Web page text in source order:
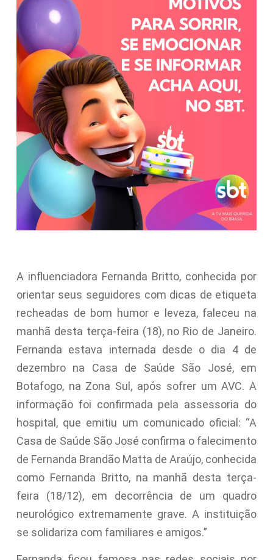
A influenciadora Fernanda Britto, conhecida por
orientar seus seguidores com dicas de etiqueta
recheadas de bom humor e leveza, faleceu na
manhã desta terça-feira (18), no Rio de Janeiro.
Fernanda estava internada desde o dia 4 de
dezembro na Casa de Saúde São José, em
Botafogo, na Zona Sul, após sofrer um AVC. A
informação foi confirmada pela assessoria do
hospital, que emitiu um comunicado oficial: “A
Casa de Saúde São José confirma o falecimento
de Fernanda Brandão Matta de Araújo, conhecida
como Fernanda Britto, na manhã desta terça-
feira (18/12), em decorrência de um quadro
neurológico extremamente grave. A instituição
se solidariza com familiares e amigos.”